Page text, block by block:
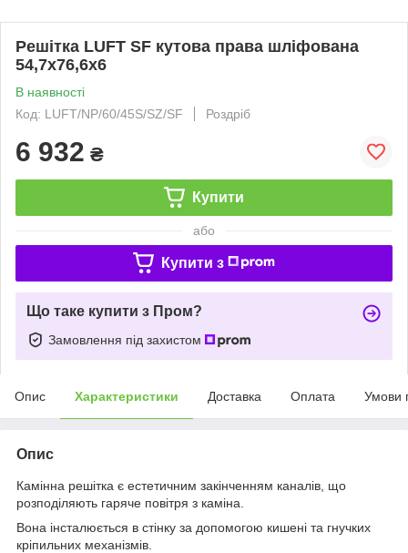
Решітка LUFT SF кутова права шліфована
54,7x76,6x6
В наявності
Код: LUFT/NP/60/45S/SZ/SF
Роздріб
6 932 ₴
Купити
або
Купити з
Що таке купити з Пром?
Замовлення під захистом
Опис Характеристики Доставка Оплата Умови
Опис
Камінна решітка є естетичним закінченням каналів, що
розподіляють гаряче повітря з каміна.
Вона інсталюється в стінку за допомогою кишені та гнучких
кріпильних механізмів.